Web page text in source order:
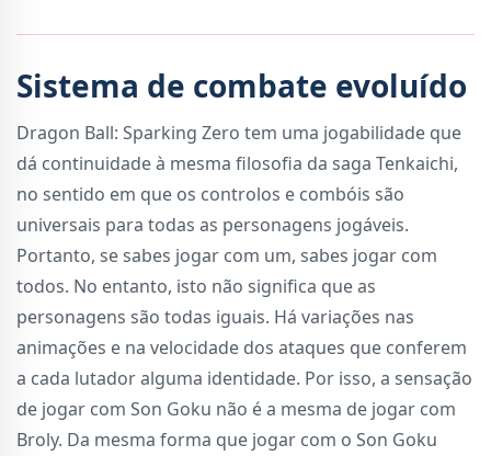
Sistema de combate evoluído
Dragon Ball: Sparking Zero tem uma jogabilidade que
dá continuidade à mesma filosofia da saga Tenkaichi,
no sentido em que os controlos e combóis são
universais para todas as personagens jogáveis.
Portanto, se sabes jogar com um, sabes jogar com
todos. No entanto, isto não significa que as
personagens são todas iguais. Há variações nas
animações e na velocidade dos ataques que conferem
a cada lutador alguma identidade. Por isso, a sensação
de jogar com Son Goku não é a mesma de jogar com
Broly. Da mesma forma que jogar com o Son Goku